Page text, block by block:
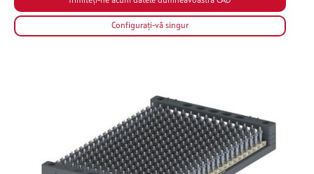
Configurați-vă singur